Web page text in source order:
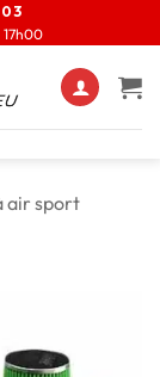
air sport